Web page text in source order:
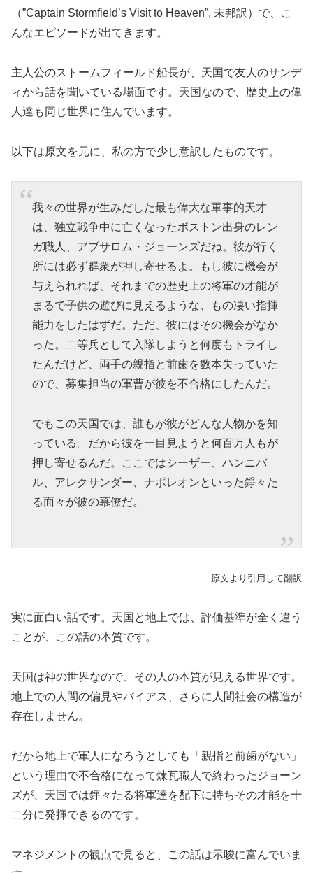
（”Captain Stormfield’s Visit to Heaven”, 未邦訳）で、こ
んなエピソードが出てきます。
主人公のストームフィールド船長が、天国で友人のサンデ
ィから話を聞いている場面です。天国なので、歴史上の偉
人達も同じ世界に住んでいます。
以下は原文を元に、私の方で少し意訳したものです。
我々の世界が生みだした最も偉大な軍事的天才
は、独立戦争中に亡くなったボストン出身のレン
ガ職人、アブサロム・ジョーンズだね。彼が行く
所には必ず群衆が押し寄せるよ。もし彼に機会が
与えられれば、それまでの歴史上の将軍の才能が
まるで子供の遊びに見えるような、もの凄い指揮
能力をしたはずだ。ただ、彼にはその機会がなか
った。二等兵として入隊しようと何度もトライし
たんだけど、両手の親指と前歯を数本失っていた
ので、募集担当の軍曹が彼を不合格にしたんだ。
でもこの天国では、誰もが彼がどんな人物かを知
っている。だから彼を一目見ようと何百万人もが
押し寄せるんだ。ここではシーザー、ハンニバ
ル、アレクサンダー、ナポレオンといった錚々た
る面々が彼の幕僚だ。
原文より引用して翻訳
実に面白い話です。天国と地上では、評価基準が全く違う
ことが、この話の本質です。
天国は神の世界なので、その人の本質が見える世界です。
地上での人間の偏見やバイアス、さらに人間社会の構造が
存在しません。
だから地上で軍人になろうとしても「親指と前歯がない」
という理由で不合格になって煉瓦職人で終わったジョーン
ズが、天国では錚々たる将軍達を配下に持ちその才能を十
二分に発揮できるのです。
マネジメントの観点で見ると、この話は示唆に富んでいま